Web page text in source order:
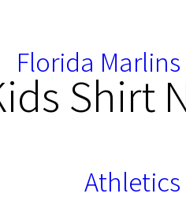
Florida Marlins
Athletics
Shirt